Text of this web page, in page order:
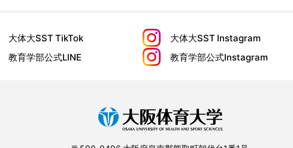
大体大SSTTikTok 大体大SST Instagram
教育学部公式LINE 教育学部公式Instagram